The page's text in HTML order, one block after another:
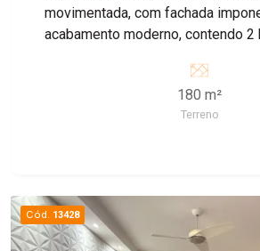
movimentada, com fachada
acabamento moderno, contendo 2 banheiros e
superior, recuo para 4 carros.
180 m²
Terreno
Cód. 13428